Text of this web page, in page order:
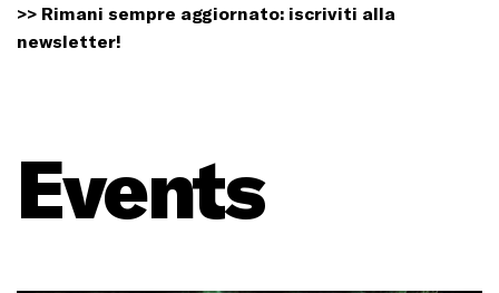
>> Rimani sempre aggiornato: iscriviti alla
newsletter!
Events